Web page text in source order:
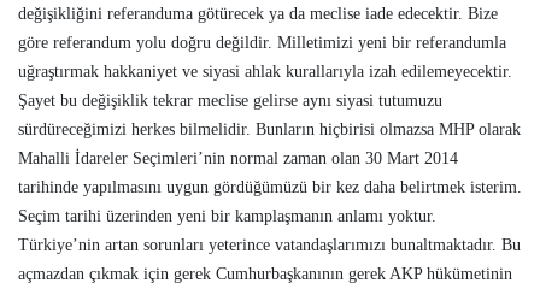
değişikliğini referanduma götürecek ya da meclise iade edecektir. Bize
göre referandum yolu doğru değildir. Milletimizi yeni bir referandumla
uğraştırmak hakkaniyet ve siyasi ahlak kurallarıyla izah edilemeyecektir.
Şayet bu değişiklik tekrar meclise gelirse aynı siyasi tutumuzu
sürdüreceğimizi herkes bilmelidir. Bunların hiçbirisi olmazsa MHP olarak
Mahalli İdareler Seçimleri’nin normal zaman olan 30 Mart 2014
tarihinde yapılmasını uygun gördüğümüzü bir kez daha belirtmek isterim.
Seçim tarihi üzerinden yeni bir kamplaşmanın anlamı yoktur.
Türkiye’nin artan sorunları yeterince vatandaşlarımızı bunaltmaktadır. Bu
açmazdan çıkmak için gerek Cumhurbaşkanının gerek AKP hükümetinin